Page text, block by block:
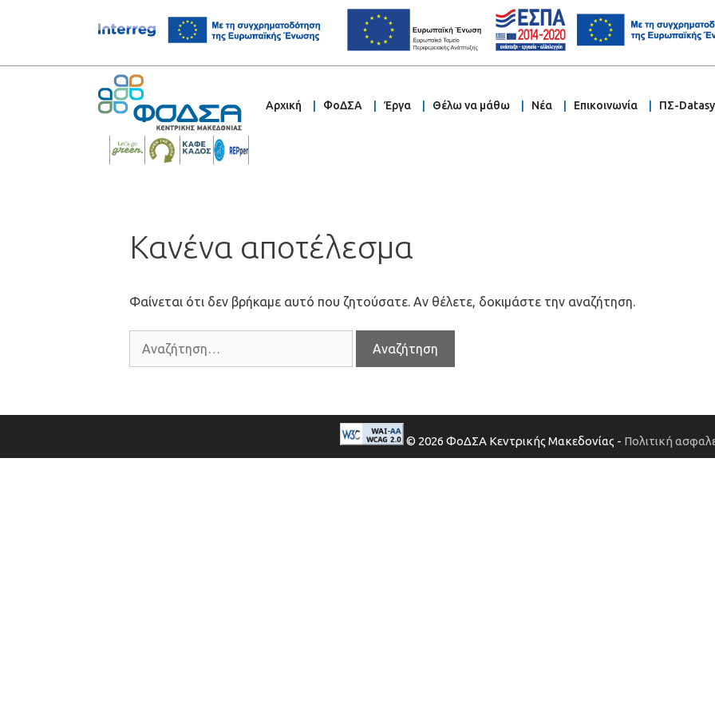
Αρχική ΦοΔΣΑ Έργα Θέλω να μάθω Νέα Επικοινωνία ΠΣ-
Κανένα αποτέλεσμα
Φαίνεται ότι δεν βρήκαμε αυτό που ζητούσατε. Αν θέλετε, δοκιμάστε την αναζήτηση.
© 2026 ΦοΔΣΑ Κεντρικής Μακεδονίας - Πολιτική